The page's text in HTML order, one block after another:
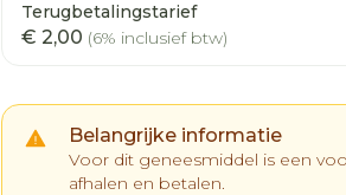
Terugbetalingstarief
€ 2,00 (6% inclusief btw)
Belangrijke informatie
Voor dit geneesmiddel is een
afhalen en betalen.